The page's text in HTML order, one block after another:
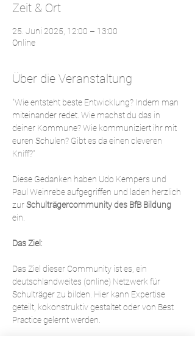
Zeit & Ort
25. Juni 2025, 12:00 – 13:00
Online
Über die Veranstaltung
"Wie entsteht beste Entwicklung? Indem man
miteinander redet. Wie machst du das in
deiner Kommune? Wie kommuniziert ihr mit
euren Schulen? Gibt es da einen cleveren
Kniff?"
Diese Gedanken haben Udo Kempers und
Paul Weinrebe aufgegriffen und laden herzlich
zur Schulträgercommunity des BfB Bildung
ein.
Das Ziel:
Das Ziel dieser Community ist es, ein
deutschlandweites (online) Netzwerk für
Schulträger zu bilden. Hier kann Expertise
geteilt, kokonstruktiv gestaltet oder von Best
Practice gelernt werden.